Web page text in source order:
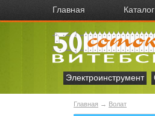
Главная Каталог
Электроинструмент
Главная → Волат